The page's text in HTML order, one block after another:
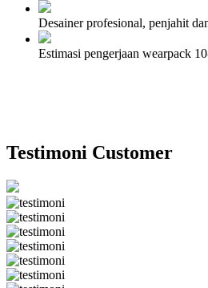
Desainer profesional, penjahit
Estimasi pengerjaan wearpack
Testimoni Customer